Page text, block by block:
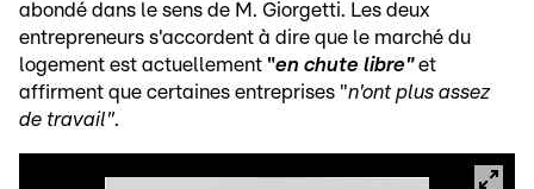
abondé dans le sens de M. Giorgetti. Les deux
entrepreneurs s'accordent à dire que le marché du
logement est actuellement "en chute libre"et
affirment que certaines entreprises "n'ont plus assez
de travail".